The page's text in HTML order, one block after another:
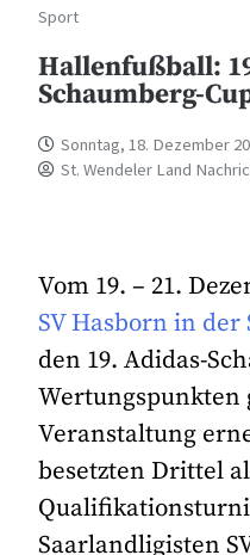
Sport
Hallenfußball:
Schaumberg-
Sonntag, 18. Dezember
St. Wendeler Land
Vom 19. – 21.
SV Hasborn in
den 19. Adidas-
Wertungspunkten
Veranstaltung
besetzten Drittel
Saarlandligisten